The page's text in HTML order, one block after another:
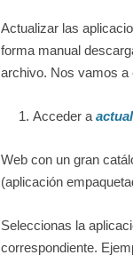
Actualizar las
forma manual
archivo. Nos vamos a
Acceder a
Web con un gran
(aplicación
Seleccionas la
correspondiente.